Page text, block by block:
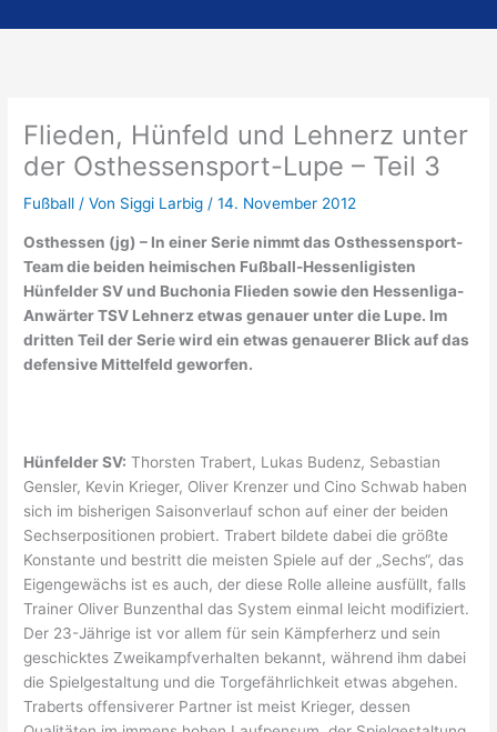
Flieden, Hünfeld und Lehnerz unter
der Osthessensport-Lupe – Teil 3
Fußball / Von Siggi Larbig/14. November 2012
Osthessen (jg) – In einer Serie nimmt das Osthessensport-
Team die beiden heimischen Fußball-Hessenligisten
Hünfelder SV und Buchonia Flieden sowie den Hessenliga-
Anwärter TSV Lehnerz etwas genauer unter die Lupe. Im
dritten Teil der Serie wird ein etwas genauerer Blick auf das
defensive Mittelfeld geworfen.
Hünfelder SV: Thorsten Trabert, Lukas Budenz, Sebastian
Gensler, Kevin Krieger, Oliver Krenzer und Cino Schwab haben
sich im bisherigen Saisonverlauf schon auf einer der beiden
Sechserpositionen probiert. Trabert bildete dabei die größte
Konstante und bestritt die meisten Spiele auf der „Sechs“, das
Eigengewächs ist es auch, der diese Rolle alleine ausfüllt, falls
Trainer Oliver Bunzenthal das System einmal leicht modifiziert.
Der 23-Jährige ist vor allem für sein Kämpferherz und sein
geschicktes Zweikampfverhalten bekannt, während ihm dabei
die Spielgestaltung und die Torgefährlichkeit etwas abgehen.
Traberts offensiverer Partner ist meist Krieger, dessen